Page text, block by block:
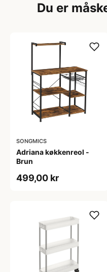
Du er
SONGMICS
Adriana køkkenreol -
Brun
499,00 kr